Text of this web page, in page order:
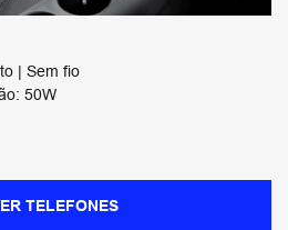
| Sem fio
50W
TELEFONES